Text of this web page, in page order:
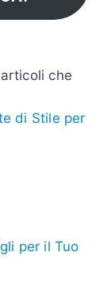
che
di Stile per
per il Tuo